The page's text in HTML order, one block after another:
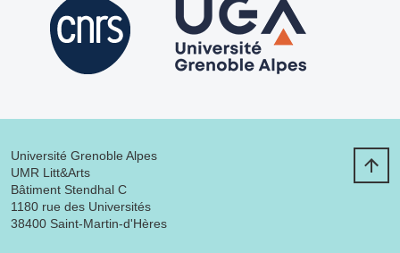
Université Grenoble Alpes
UMR Litt&Arts
Bâtiment Stendhal C
1180 rue des Universités
38400 Saint-Martin-d'Hères